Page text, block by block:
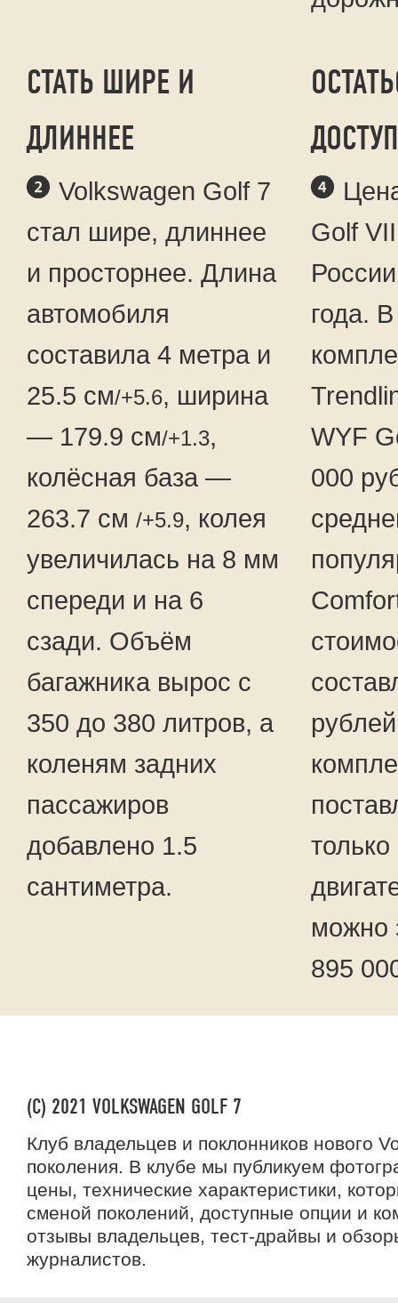
СТАТЬ ШИРЕ И
ДЛИННЕЕ
Volkswagen Golf 7
стал шире, длиннее
и просторнее. Длина
автомобиля
составила 4 метра и
25.5 см/+5.6, ширина
— 179.9 см/+1.3,
колёсная база —
263.7 см /+5.9, колея
увеличилась на 8 мм
спереди и на 6
сзади. Объём
багажника вырос с
350 до 380 литров, а
коленям задних
пассажиров
добавлено 1.5
сантиметра.
Golf
года.
WYF
000
можно
895
(C) 2021 VOLKSWAGEN GOLF 7
Клуб владельцев и поклонников нового
поколения. В клубе мы публикуем
цены, технические характеристики,
сменой поколений, доступные опции и
отзывы владельцев, тест-драйвы и
журналистов.